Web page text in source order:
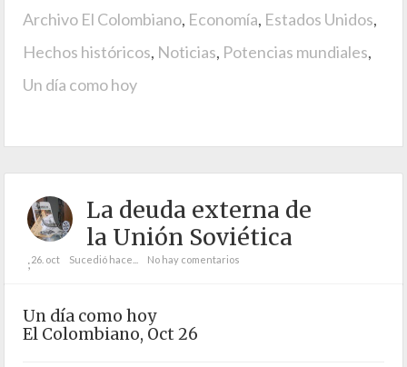
Archivo El Colombiano, Economía, Estados Unidos,
Hechos históricos, Noticias, Potencias mundiales,
Un día como hoy
La deuda externa de
la Unión Soviética
;26. oct Sucedió hace... No hay comentarios
Un día como hoy
El Colombiano, Oct 26